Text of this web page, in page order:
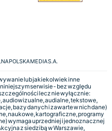
POLSKA MEDIA S.A.
lub jakiekolwiek inne
serwisie - bez względu
lecz nie wyłącznie:
audiowizualne, audialne, tekstowe,
bazy danych i zawarte w nich dane)
naukowe, kartograficzne, programy
wymaga uprzedniej i jednoznacznej
z siedzibą w Warszawie,